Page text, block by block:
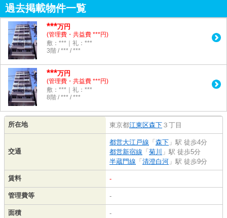
過去掲載物件一覧
***万円
(管理費・共益費 ***円)
敷：***｜礼：***
3階 / *** / ***
***万円
(管理費・共益費 ***円)
敷：***｜礼：***
8階 / *** / ***
所在地 東京都江東区森下 ３丁目
交通
都営大江戸線 「 森下 」駅 徒歩4分
都営新宿線 「 菊川 」駅 徒歩5分
半蔵門線 「 清澄白河 」駅 徒歩9分
賃料 -
管理費等 -
面積 -